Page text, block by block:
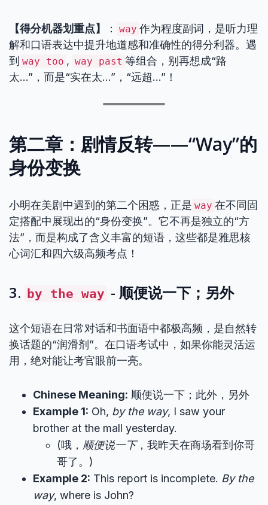
【得分机器划重点】 ： way 作为程度副词，是听力理
解和口语表达中提升地道感和准确性的得分利器。遇
到 way too , way past 等组合，别再想成“路
太…”，而是“实在太…”，“远超…”！
第二章：剧情反转——“Way”的
身份变换
小明在美剧中遇到的第二个困惑，正是 way 在不同固
定搭配中展现出的“身份变换”。它不再是独立的“方
法”，而是构成了含义丰富的短语，这些都是雅思核
心词汇和四六级高频考点！
3. by the way - 顺便说一下；另外
这个短语在日常对话和书面语中都极高频，是自然转
换话题的“润滑剂”。在口语考试中，如果你能灵活运
用，绝对能让考官眼前一亮。
Chinese Meaning: 顺便说一下；此外，另外
Example 1: Oh, by the way, I saw your
brother at the mall yesterday.
(哦， 顺便说一下，我昨天在商场看到你哥
哥了。)
Example 2: This report is incomplete. By the
way, where is John?